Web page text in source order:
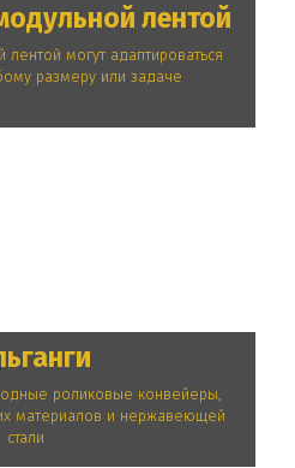
лентой
могут адаптироваться
размеру или задаче
роликовые конвейеры,
материалов и нержавеющей
стали